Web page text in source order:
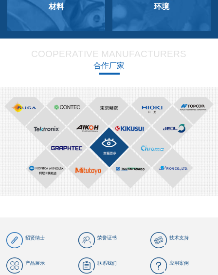
材料 环境
COOPERATIVE MANUFACTURERS
合作厂家
招贤纳士 荣誉证书 技术支持
产品展示 联系我们 应用案例